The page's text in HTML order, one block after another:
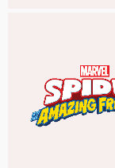
PEPPA